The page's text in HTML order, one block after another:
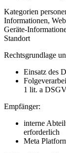
Kategorien
Informationen,
Geräte-
Standort
Rechtsgrundlage
Einsatz des
1 lit. a
Empfänger:
interne
erforderlich
Meta